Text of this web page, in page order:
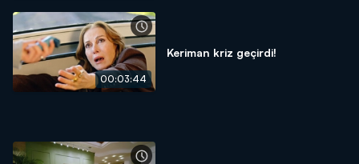
00:03:44
Keriman kriz geçirdi!